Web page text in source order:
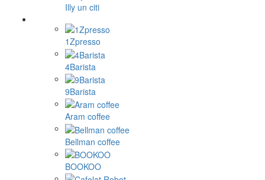
Illy un citi
1Zpresso
4Barista
9Barista
Aram coffee
Bellman coffee
BOOKOO